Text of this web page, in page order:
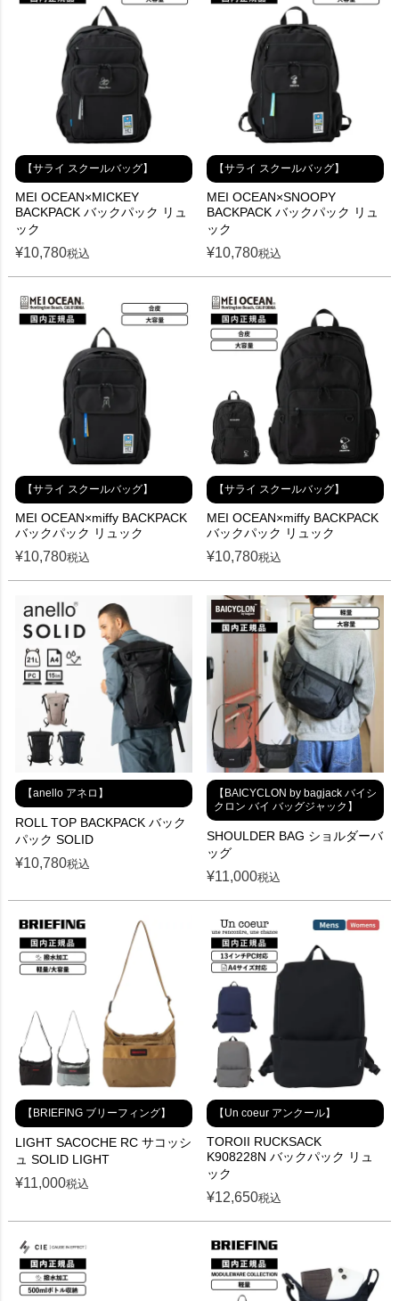
【サライ スクールバッグ】
MEI OCEAN×MICKEY
BACKPACK バックパック リュ
ック
¥10,780税込
【サライ スクールバッグ】
MEI OCEAN×SNOOPY
BACKPACK バックパック リュ
ック
¥10,780税込
【サライ スクールバッグ】
MEI OCEAN×miffy BACKPACK
バックパック リュック
¥10,780税込
【サライ スクールバッグ】
MEI OCEAN×miffy BACKPACK
バックパック リュック
¥10,780税込
【anello アネロ】
ROLL TOP BACKPACK バック
パック SOLID
¥10,780税込
【BAICYCLON by bagjack バイシ
クロン バイ バッグジャック】
SHOULDER BAG ショルダーバ
ッグ
¥11,000税込
【BRIEFING ブリーフィング】
LIGHT SACOCHE RC サコッシ
ュ SOLID LIGHT
¥11,000税込
【Un coeur アンクール】
TOROII RUCKSACK
K908228N バックパック リュ
ック
¥12,650税込